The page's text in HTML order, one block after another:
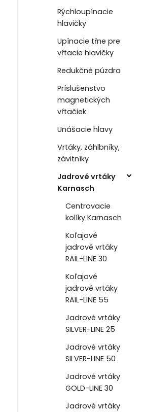
Rýchloupínacie
hlavičky
Upínacie tŕne pre
vŕtacie hlavičky
Redukčné púzdra
Príslušenstvo
magnetických
vŕtačiek
Unášacie hlavy
Vrtáky, záhlbníky,
závitníky
Jadrové vrtáky
Karnasch
Centrovacie
kolíky Karnasch
Koľajové
jadrové vrtáky
RAIL-LINE 30
Koľajové
jadrové vrtáky
RAIL-LINE 55
Jadrové vrtáky
SILVER-LINE 25
Jadrové vrtáky
SILVER-LINE 50
Jadrové vrtáky
GOLD-LINE 30
Jadrové vrtáky